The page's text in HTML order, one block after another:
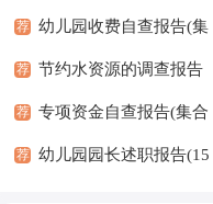
10篇
荐 幼儿园收费自查报告(集
锦15篇)
荐 节约水资源的调查报告
荐 专项资金自查报告(集合
15篇)
荐 幼儿园园长述职报告(15